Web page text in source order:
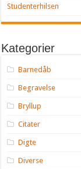
Studenterhilsen
Kategorier
Barnedåb
Begravelse
Bryllup
Citater
Digte
Diverse